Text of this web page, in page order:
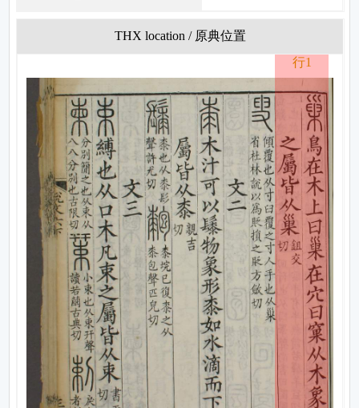
THX location / 原典位置
行1